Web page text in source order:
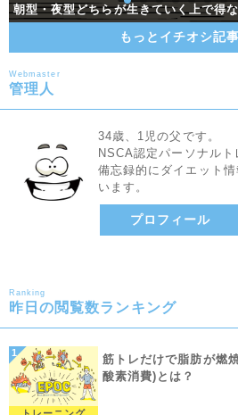
朝型・夜型どちらが生きていく上で得
メリットいっぱい！
リバウンド防止
バナナのこと見くびって
プロテインって何？種類
基礎代謝っ
鍛える部位を日によって分ける、
糖質オフ・糖質制限ダ
朝型・夜型どちらが生きてい
もっとイチオシ記
Webmaster
管理人
34歳、1児の父です。
NSCA認定パーソナルト
備忘録的にダイエット
います。
プロフィール
Ranking
昨日の閲覧数ランキング
筋トレだけで脂肪が燃
酸素消費)とは？